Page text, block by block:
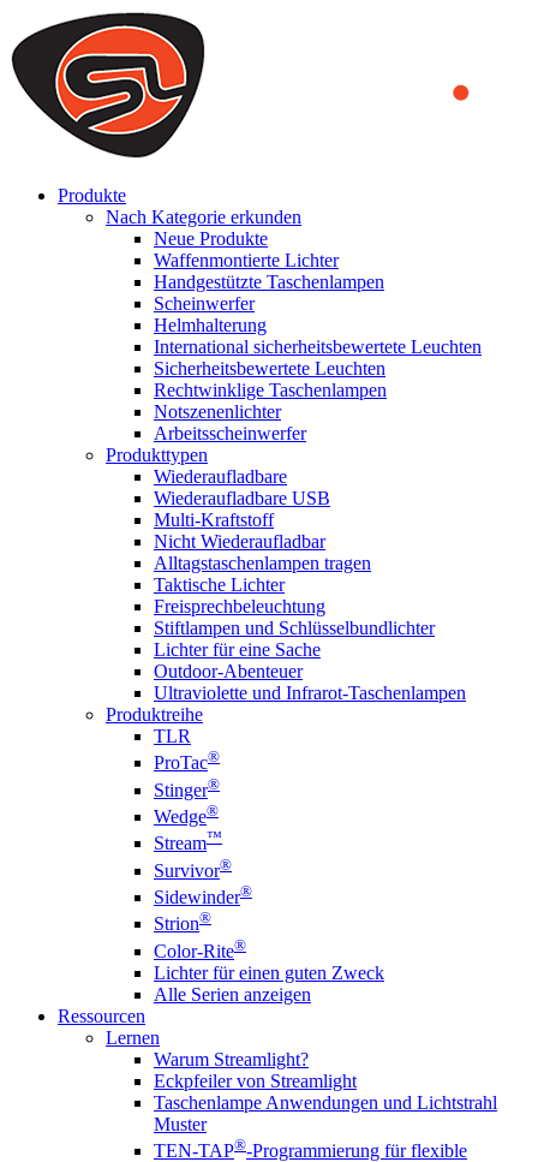
We use cookies to ensure that we provide you the best experience
on our website. By continuing to browse this website, you accept
that cookies are used to help us analyze how the website is used and
to offer you a better experience. To learn more or to find out how
you can disable cookies, you can access our
Produkte
Nach Kategorie erkunden
Neue Produkte
Waffenmontierte Lichter
Handgestützte Taschenlampen
Scheinwerfer
Helmhalterung
International sicherheitsbewertete Leuchten
Sicherheitsbewertete Leuchten
Rechtwinklige Taschenlampen
Notszenenlichter
Arbeitsscheinwerfer
Produkttypen
Wiederaufladbare
Wiederaufladbare USB
Multi-Kraftstoff
Nicht Wiederaufladbar
Alltagstaschenlampen tragen
Taktische Lichter
Freisprechbeleuchtung
Stiftlampen und Schlüsselbundlichter
Lichter für eine Sache
Outdoor-Abenteuer
Ultraviolette und Infrarot-Taschenlampen
Produktreihe
TLR
ProTac®
Stinger®
Wedge®
Stream™
Survivor®
Sidewinder®
Strion®
Color-Rite®
Lichter für einen guten Zweck
Alle Serien anzeigen
Ressourcen
Lernen
Warum Streamlight?
Eckpfeiler von Streamlight
Taschenlampe Anwendungen und Lichtstrahl
Muster
TEN-TAP®-Programmierung für flexible